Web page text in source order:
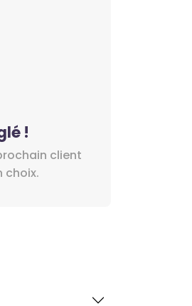
!
choix.